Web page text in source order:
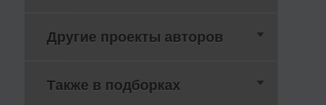
Другие проекты авторов
Также в подборках